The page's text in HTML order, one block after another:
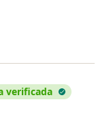
verificada